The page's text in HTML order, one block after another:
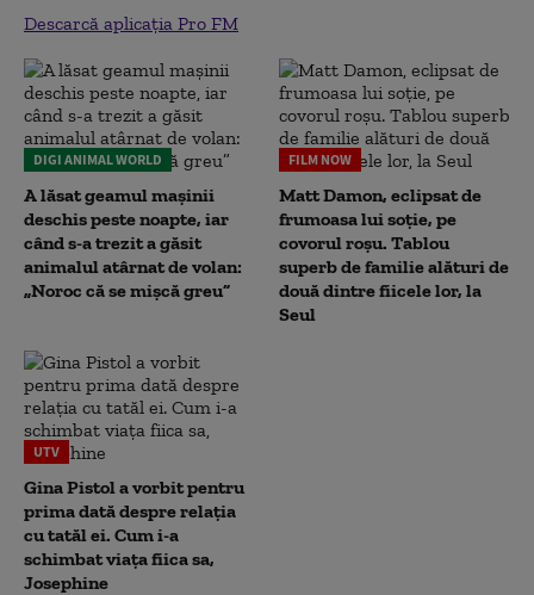
Descarcă aplicația Pro FM
DIGI ANIMAL WORLD
A lăsat geamul mașinii
deschis peste noapte, iar
când s-a trezit a găsit
animalul atârnat de volan:
„Noroc că se mișcă greu”
FILM NOW
Matt Damon, eclipsat de
frumoasa lui soție, pe
covorul roșu. Tablou
superb de familie alături de
două dintre fiicele lor, la
Seul
UTV
Gina Pistol a vorbit pentru
prima dată despre relația
cu tatăl ei. Cum i-a
schimbat viața fiica sa,
Josephine